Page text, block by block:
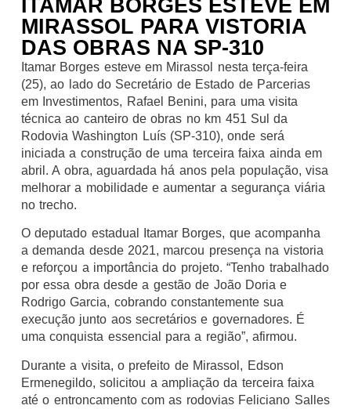
ITAMAR BORGES ESTEVE EM
MIRASSOL PARA VISTORIA
DAS OBRAS NA SP-310
Itamar Borges esteve em Mirassol nesta terça-feira
(25), ao lado do Secretário de Estado de Parcerias
em Investimentos, Rafael Benini, para uma visita
técnica ao canteiro de obras no km 451 Sul da
Rodovia Washington Luís (SP-310), onde será
iniciada a construção de uma terceira faixa ainda em
abril. A obra, aguardada há anos pela população, visa
melhorar a mobilidade e aumentar a segurança viária
no trecho.
O deputado estadual Itamar Borges, que acompanha
a demanda desde 2021, marcou presença na vistoria
e reforçou a importância do projeto. “Tenho trabalhado
por essa obra desde a gestão de João Doria e
Rodrigo Garcia, cobrando constantemente sua
execução junto aos secretários e governadores. É
uma conquista essencial para a região”, afirmou.
Durante a visita, o prefeito de Mirassol, Edson
Ermenegildo, solicitou a ampliação da terceira faixa
até o entroncamento com as rodovias Feliciano Salles